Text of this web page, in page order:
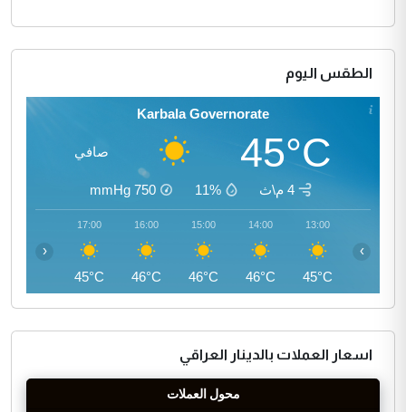
الطقس اليوم
Karbala Governorate
45°C صافي
4 م\ث 11%
750
mmHg
13:00
45°C
14:00
46°C
15:00
46°C
16:00
46°C
17:00
45°C
‹ ›
اسعار العملات بالدينار العراقي